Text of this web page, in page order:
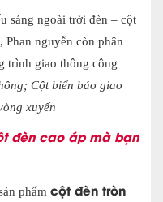
sáng ngoài trời đèn – cột
Phan nguyễn còn phân
trình giao thông công
Cột biển báo giao
xuyến
đèn cao áp mà bạn
phẩm cột đèn tròn